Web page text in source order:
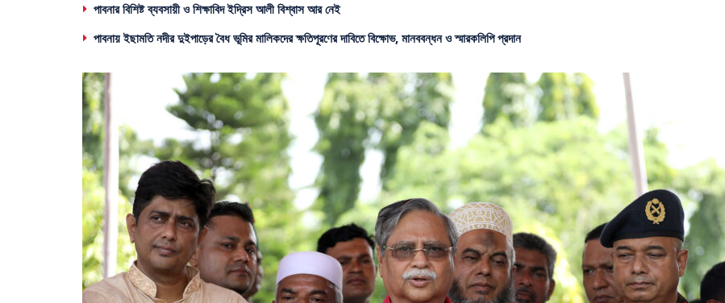
পাবনার বিশিষ্ট ব্যবসায়ী ও শিক্ষাবিদ ইদ্রিস আলী বিশ্বাস আর নেই
পাবনায় ইছামতি নদীর দুইপাড়ের বৈধ ভূমির মালিকদের ক্ষতিপূরণের দাবিতে বিক্ষোভ, মানববন্ধন ও স্মারকলিপি প্রদান